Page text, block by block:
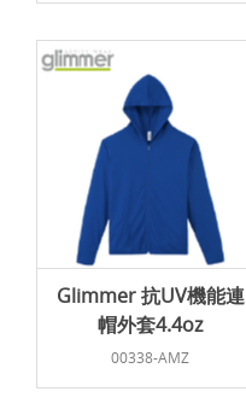
Glimmer 抗UV機能連
帽外套4.4oz
00338-AMZ